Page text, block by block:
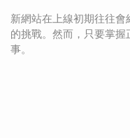
新網站在上線初期往往
的挑戰。然而，只要掌
事。